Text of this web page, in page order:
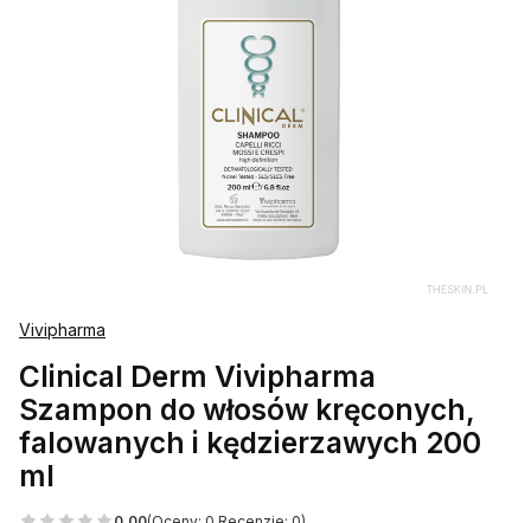
Vivipharma
Clinical Derm Vivipharma
Szampon do włosów kręconych,
falowanych i kędzierzawych 200
ml